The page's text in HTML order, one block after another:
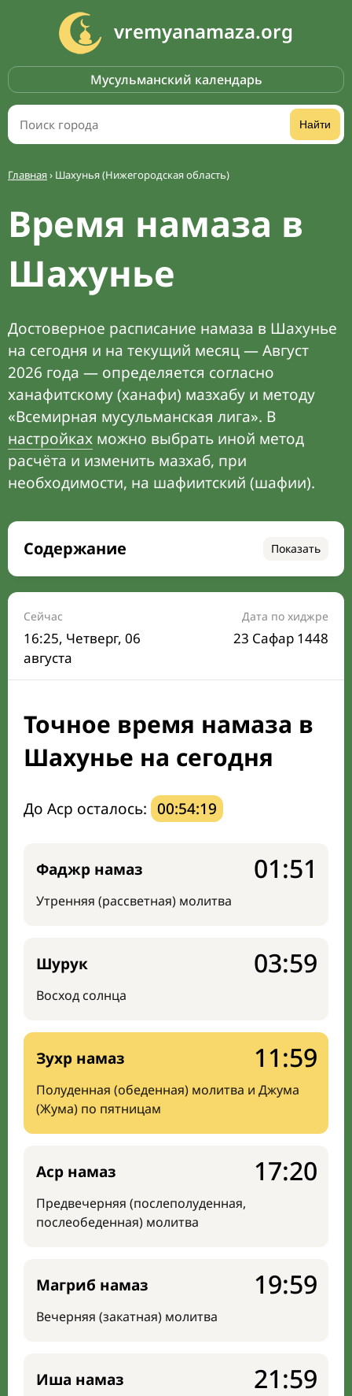
vremyanamaza.org
Мусульманский календарь
Найти
Главная› Шахунья (Нижегородская область)
Время намаза в
Шахунье
Достоверное расписание намаза в Шахунье
на сегодня и на текущий месяц — Август
2026 года — определяется согласно
ханафитскому (ханафи) мазхабу и методу
«Всемирная мусульманская лига». В
настройках можно выбрать иной метод
расчёта и изменить мазхаб, при
необходимости, на шафиитский (шафии).
Содержание Показать
Время намаза на сегодня
Расписание на месяц
Время Сухура и Ифтара на сегодня
Календарь рамадана
Направление киблы
Сейчас
16:25, Четверг, 06
августа
Дата по хиджре
23 Сафар 1448
Точное время намаза в
Шахунье на сегодня
До Аср осталось: 00:54:18
Фаджр намаз
Утренняя (рассветная) молитва
01:51
Шурук
Восход солнца
03:59
Зухр намаз
Полуденная (обеденная) молитва и Джума
(Жума) по пятницам
11:59
Аср намаз
Предвечерняя (послеполуденная,
послеобеденная) молитва
17:20
Магриб намаз
Вечерняя (закатная) молитва
19:59
Иша намаз 21:59